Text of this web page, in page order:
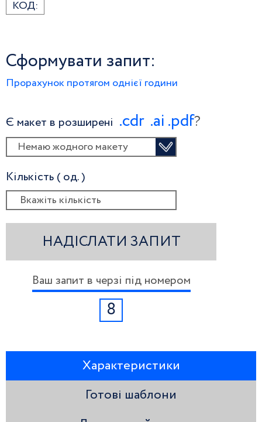
КОД:
Сформувати запит:
Прорахунок протягом однієї години
Є макет в розширені .сdr .ai .pdf?
Немаю жодного макету
Кількість ( од. )
НАДІСЛАТИ ЗАПИТ
Ваш запит в черзі під номером
8
Характеристики
Готові шаблони